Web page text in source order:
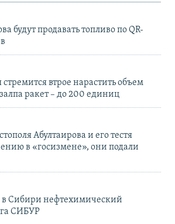
будут продавать топливо по QR-
втрое нарастить объем
ракет – до 200 единиц
Абултаирова и его тестя
в «госизмене», они подали
в Сибири нефтехимический
СИБУР